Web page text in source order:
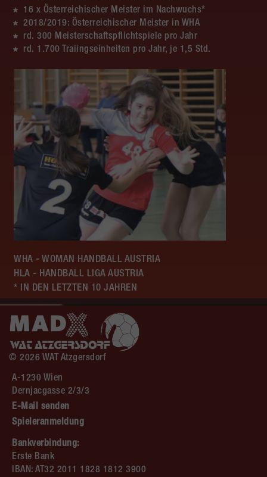
16 x Österreichischer Meister im Nachwuchs*
2018/2019: Österreichischer Meister in WHA
rd. 300 Meisterschaftspflichtspiele pro Jahr
rd. 1.700 Traiingseinheiten pro Jahr, je 1,5 Std.
WHA - WOMAN HANDBALL AUSTRIA
HLA - HANDBALL LIGA AUSTRIA
* IN DEN LETZTEN 10 JAHREN
© 2026 WAT Atzgersdorf
A-1230 Wien
Dernjacgasse 2/3/3
E-Mail senden
Spieleranmeldung
Bankverbindung:
Erste Bank
IBAN: AT32 2011 1828 1812 3900